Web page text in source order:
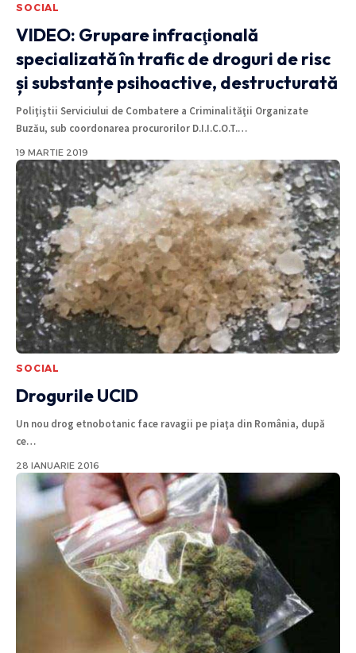
SOCIAL
VIDEO: Grupare infracţională
specializată în trafic de droguri de risc
și substanțe psihoactive, destructurată
Poliţiştii Serviciului de Combatere a Criminalităţii Organizate
Buzău, sub coordonarea procurorilor D.I.I.C.O.T.…
19 MARTIE 2019
SOCIAL
Drogurile UCID
Un nou drog etnobotanic face ravagii pe piaţa din România, după
ce…
28 IANUARIE 2016